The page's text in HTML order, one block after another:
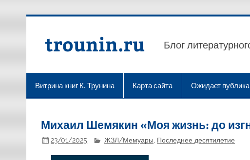
Перейти
trounin.ru Блог
Витрина книг К. Трунина Карта сайта Ожидает
Михаил Шемякин «Моя жизнь: до
23/01/2025 ЖЗЛ/Мемуары Последнее десятилетие